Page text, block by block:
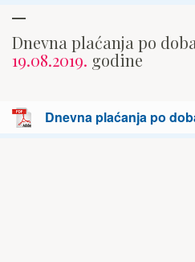
Dnevna plaćanja po
19.08.2019. godine
Dnevna plaćanja po